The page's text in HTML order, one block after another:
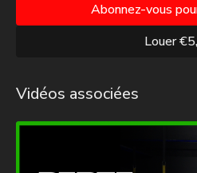
Abonnez-vous
Louer
Vidéos associées